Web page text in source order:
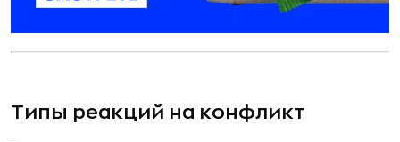
Типы реакций на конфликт